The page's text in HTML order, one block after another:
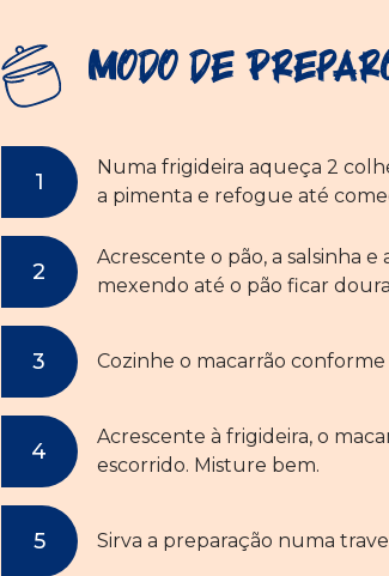
Modo de
Numa frigideira aqueça 2
a pimenta e refogue até
Acrescente o pão, a salsinha e
mexendo até o pão ficar
Cozinhe o macarrão
Acrescente à frigideira, o
escorrido. Misture bem.
Sirva a preparação numa